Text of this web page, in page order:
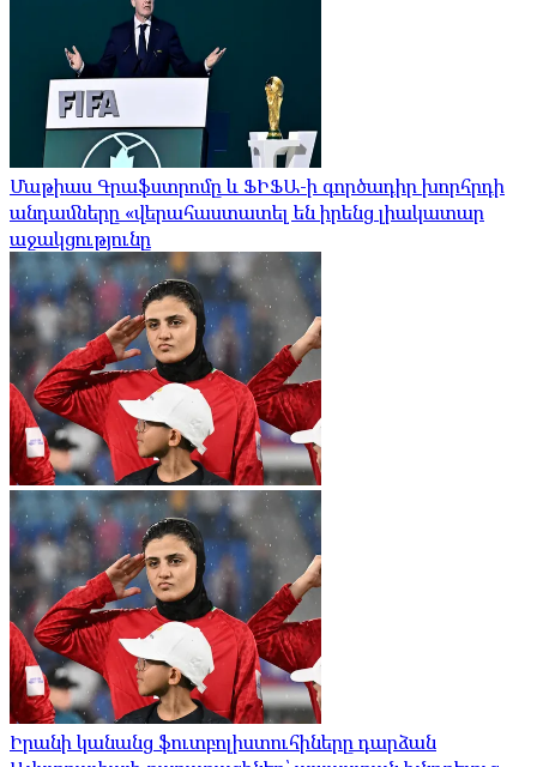
Մաթիաս Գրաֆստրոմը և ՖԻՖԱ-ի գործադիր խորհրդի
անդամները «վերահաստատել են իրենց լիակատար
աջակցությունը
Իրանի կանանց ֆուտբոլիստուհիները դարձան